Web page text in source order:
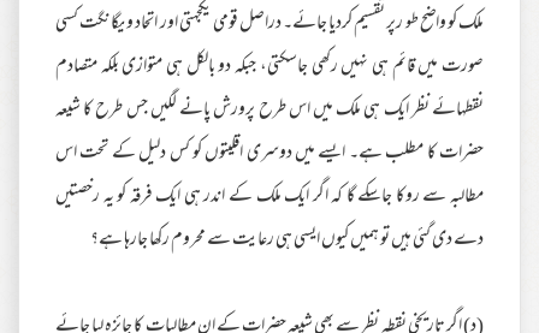
ملک کو واضح طو رپر تقسیم کردیا جائے۔ دراصل قومی یکجہتی اور اتحاد و یگانگت کسی
صورت میں قائم ہی نہیں رکھی جاسکتی، جبکہ دو بالکل ہی متوازی بلکہ متصادم
نقطہائے نظر ایک ہی ملک میں اس طرح پرورش پانے لگیں جس طرح کا شیعہ
حضرات کا مطلب ہے۔ ایسے میں دوسری اقلیتوں کو کس دلیل کے تحت اس
مطالبہ سے روکا جاسکے گا کہ اگر ایک ملک کے اندر ہی ایک فرقہ کو یہ رخصتیں
دے دی گئی ہیں تو ہمیں کیوں ایسی ہی رعایت سے محروم رکھا جارہا ہے؟